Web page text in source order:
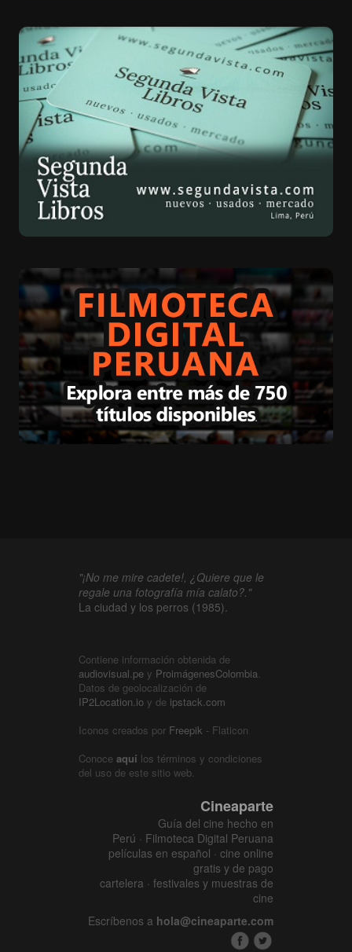
"¡No me mire cadete!, ¿Quiere que le
regale una fotografía mía calato?."
La ciudad y los perros (1985).
Contiene información obtenida de
audiovisual.pe y ProimágenesColombia.
Datos de geolocalización de
IP2Location.io y de ipstack.com
Iconos creados por Freepik - Flaticon
Conoce aquí los términos y condiciones
del uso de este sitio web.
Cineaparte
Guía del cine hecho en
Perú · Filmoteca Digital Peruana
películas en español · cine online
gratis y de pago
cartelera · festivales y muestras de
cine
Escríbenos a hola@cineaparte.com